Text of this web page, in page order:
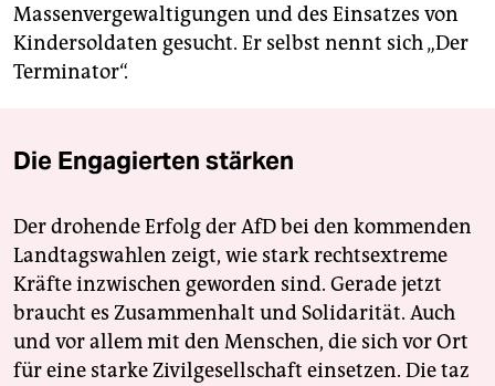
Massenvergewaltigungen und des Einsatzes von
Kindersoldaten gesucht. Er selbst nennt sich „Der
Terminator“.
Die Engagierten stärken
Der drohende Erfolg der AfD bei den kommenden
Landtagswahlen zeigt, wie stark rechtsextreme
Kräfte inzwischen geworden sind. Gerade jetzt
braucht es Zusammenhalt und Solidarität. Auch
und vor allem mit den Menschen, die sich vor Ort
für eine starke Zivilgesellschaft einsetzen. Die taz